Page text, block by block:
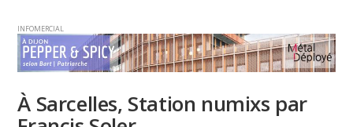
INFOMERCIAL
À Sarcelles, Station numixs par